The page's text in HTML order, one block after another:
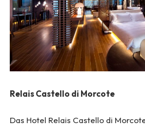
Relais Castello di Morcote
Das Hotel Relais Castello di